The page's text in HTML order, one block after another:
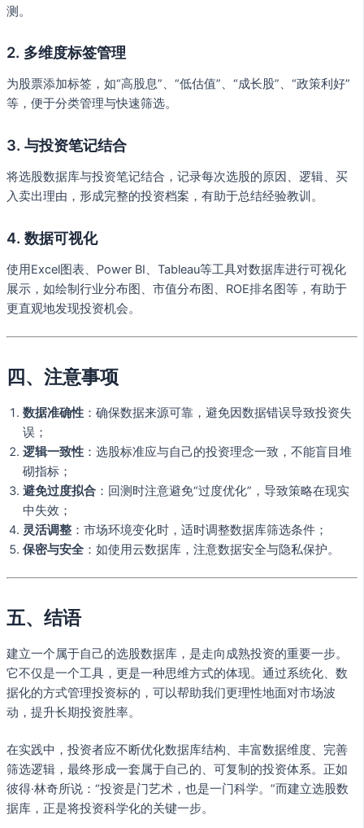
测。
2. 多维度标签管理
为股票添加标签，如“高股息”、“低估值”、“成长股”、“政策利好”
等，便于分类管理与快速筛选。
3. 与投资笔记结合
将选股数据库与投资笔记结合，记录每次选股的原因、逻辑、买
入卖出理由，形成完整的投资档案，有助于总结经验教训。
4. 数据可视化
使用Excel图表、Power BI、Tableau等工具对数据库进行可视化
展示，如绘制行业分布图、市值分布图、ROE排名图等，有助于
更直观地发现投资机会。
四、注意事项
数据准确性 ：确保数据来源可靠，避免因数据错误导致投资失
误；
逻辑一致性 ：选股标准应与自己的投资理念一致，不能盲目堆
砌指标；
避免过度拟合 ：回测时注意避免“过度优化”，导致策略在现实
中失效；
灵活调整 ：市场环境变化时，适时调整数据库筛选条件；
保密与安全 ：如使用云数据库，注意数据安全与隐私保护。
五、结语
建立一个属于自己的选股数据库，是走向成熟投资的重要一步。
它不仅是一个工具，更是一种思维方式的体现。通过系统化、数
据化的方式管理投资标的，可以帮助我们更理性地面对市场波
动，提升长期投资胜率。
在实践中，投资者应不断优化数据库结构、丰富数据维度、完善
筛选逻辑，最终形成一套属于自己的、可复制的投资体系。正如
彼得·林奇所说：“投资是门艺术，也是一门科学。”而建立选股数
据库，正是将投资科学化的关键一步。